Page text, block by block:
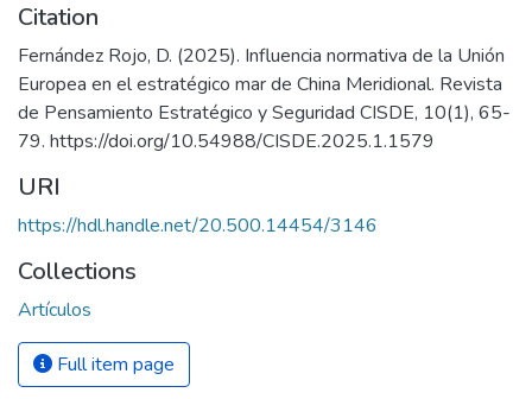
Citation
Fernández Rojo, D. (2025). Influencia normativa de la Unión
Europea en el estratégico mar de China Meridional. Revista
de Pensamiento Estratégico y Seguridad CISDE, 10(1), 65-
79. https://doi.org/10.54988/CISDE.2025.1.1579
URI
https://hdl.handle.net/20.500.14454/3146
Collections
Artículos
Full item page